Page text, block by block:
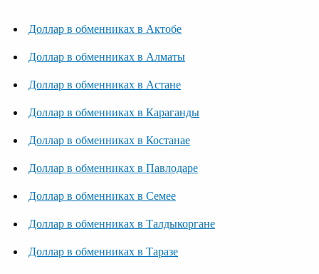
Доллар в обменниках в Актобе
Доллар в обменниках в Алматы
Доллар в обменниках в Астане
Доллар в обменниках в Караганды
Доллар в обменниках в Костанае
Доллар в обменниках в Павлодаре
Доллар в обменниках в Семее
Доллар в обменниках в Талдыкоргане
Доллар в обменниках в Таразе